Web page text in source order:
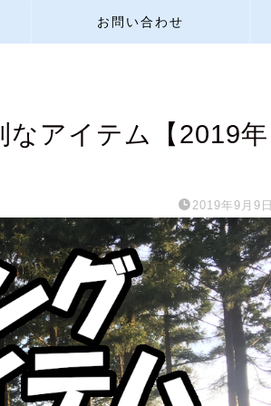
お問い合わせ
アイテム【2019年
2019年9月9日